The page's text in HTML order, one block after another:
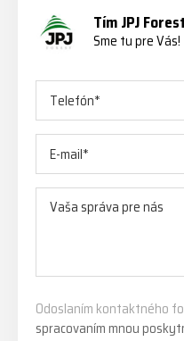
Tím JPJ
Sme tu pre Vás!
Odoslaním kontaktného
spracovaním mnou